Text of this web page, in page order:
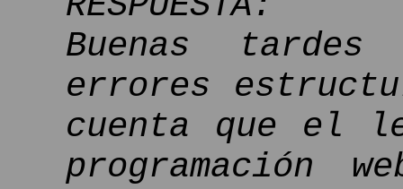
Buenas
errores
cuenta que el
programación